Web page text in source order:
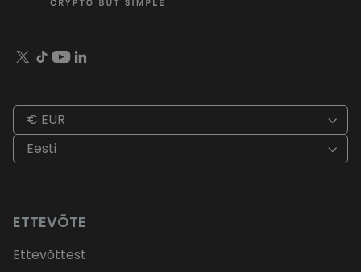
€ EUR
Eesti
ETTEVÕTE
Ettevõttest